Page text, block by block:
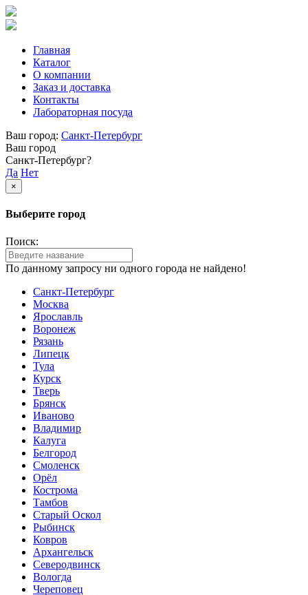
Главная
Каталог
О компании
Заказ и доставка
Контакты
Лабораторная посуда
Ваш город: Санкт-Петербург
Ваш город
Санкт-Петербург?
Да Нет
×
Выберите город
Поиск:
По данному запросу ни одного города не найдено!
Санкт-Петербург
Москва
Ярославль
Воронеж
Рязань
Липецк
Тула
Курск
Тверь
Брянск
Иваново
Владимир
Калуга
Белгород
Смоленск
Орёл
Кострома
Тамбов
Старый Оскол
Рыбинск
Ковров
Архангельск
Северодвинск
Вологда
Череповец